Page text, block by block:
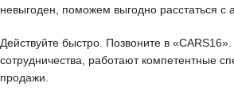
невыгоден, поможем выгодно расстаться с
Действуйте быстро. Позвоните в
сотрудничества, работают компетентные
продажи.